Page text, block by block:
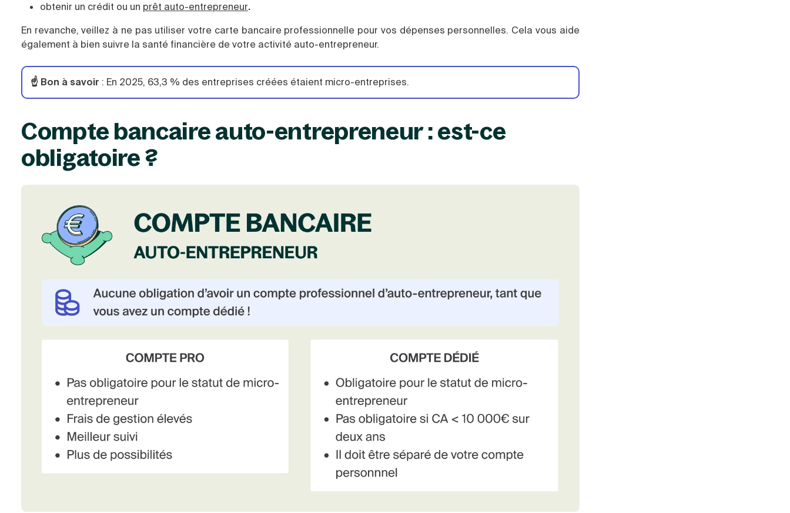
obtenir un crédit ou un prêt auto-entrepreneur.
En revanche, veillez à ne pas utiliser votre carte bancaire professionnelle pour vos dépenses personnelles. Cela vous aide
également à bien suivre la santé financière de votre activité auto-entrepreneur.
☝️ Bon à savoir : En 2025, 63,3 % des entreprises créées étaient micro-entreprises.
Compte bancaire auto-entrepreneur : est-ce
obligatoire ?